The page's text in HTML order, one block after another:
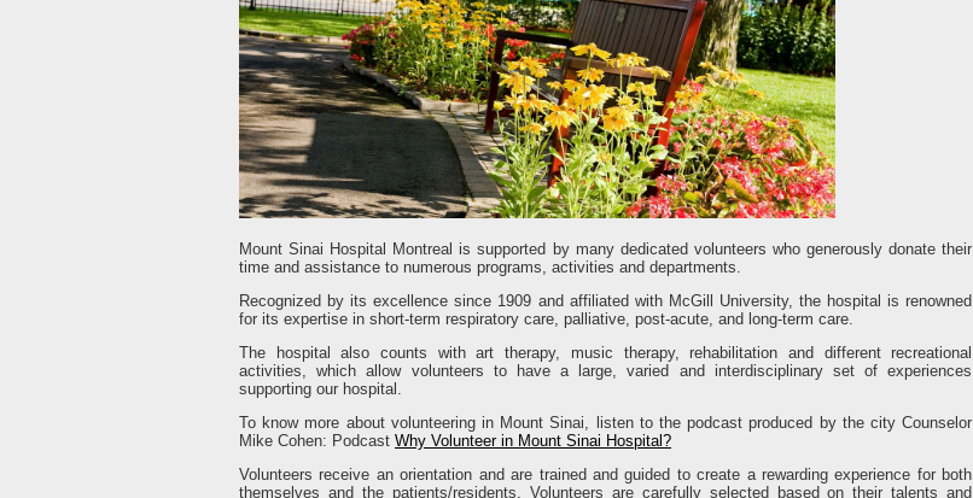
Mount Sinai Hospital Montreal is supported by many dedicated volunteers who generously donate their
time and assistance to numerous programs, activities and departments.
Recognized by its excellence since 1909 and affiliated with McGill University, the hospital is renowned
for its expertise in short-term respiratory care, palliative, post-acute, and long-term care.
The hospital also counts with art therapy, music therapy, rehabilitation and different recreational
activities, which allow volunteers to have a large, varied and interdisciplinary set of experiences
supporting our hospital.
To know more about volunteering in Mount Sinai, listen to the podcast produced by the city Counselor
Mike Cohen: Podcast Why Volunteer in Mount Sinai Hospital?
Volunteers receive an orientation and are trained and guided to create a rewarding experience for both
themselves and the patients/residents. Volunteers are carefully selected based on their talents and